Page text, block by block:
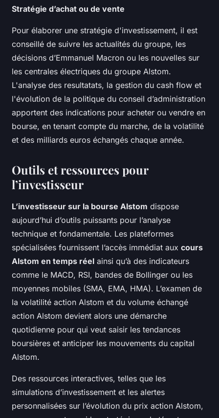
Stratégie d’achat ou de vente
Pour élaborer une stratégie d'investissement, il est
conseillé de suivre les actualités du groupe, les
décisions d’Emmanuel Macron ou les nouvelles sur
les centrales électriques du groupe Alstom.
L'analyse des resultatats, la gestion du cash flow et
l'évolution de la politique du conseil d’administration
apportent des indications pour acheter ou vendre en
bourse, en tenant compte du marche, de la volatilité
et des milliards euros échangés chaque année.
Outils et ressources pour
l’investisseur
L’investisseur sur la bourse Alstom dispose
aujourd’hui d’outils puissants pour l’analyse
technique et fondamentale. Les plateformes
spécialisées fournissent l’accès immédiat aux cours
Alstom en temps réel ainsi qu’à des indicateurs
comme le MACD, RSI, bandes de Bollinger ou les
moyennes mobiles (SMA, EMA, HMA). L’examen de
la volatilité action Alstom et du volume échangé
action Alstom devient alors une démarche
quotidienne pour qui veut saisir les tendances
boursières et anticiper les mouvements du capital
Alstom.
Des ressources interactives, telles que les
simulations d’investissement et les alertes
personnalisées sur l’évolution du prix action Alstom,